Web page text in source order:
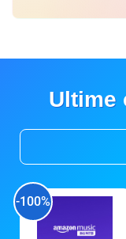
Ultime
-100%